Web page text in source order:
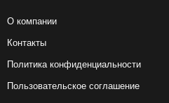
О компании
Контакты
Политика конфиденциальности
Пользовательское соглашение